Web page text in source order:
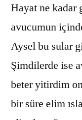
Hayat ne kadar
avucumun
Aysel bu sular
Şimdilerde ise
beter yitirdim
bir süre elim